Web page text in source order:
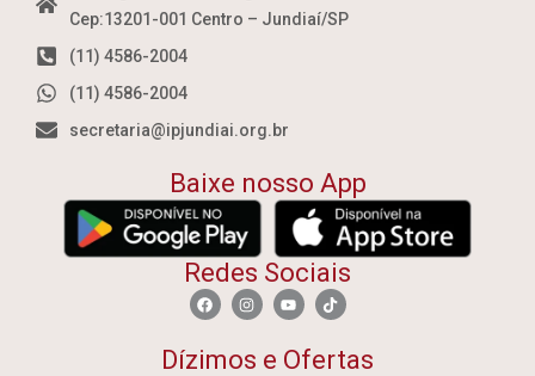
Cep:13201-001 Centro – Jundiaí/SP
(11) 4586-2004
(11) 4586-2004
secretaria@ipjundiai.org.br
Baixe nosso App
Redes Sociais
Dízimos e Ofertas